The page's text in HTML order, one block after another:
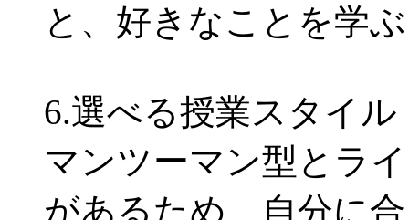
と、好きなことを学
6.選べる授業スタイル
マンツーマン型とラ
があるため、自分に